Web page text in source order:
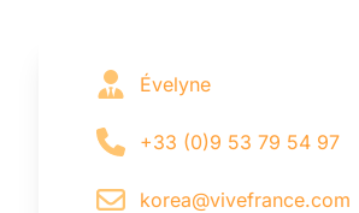
Évelyne
+33 (0)9 53 79 54 97
korea@vivefrance.com